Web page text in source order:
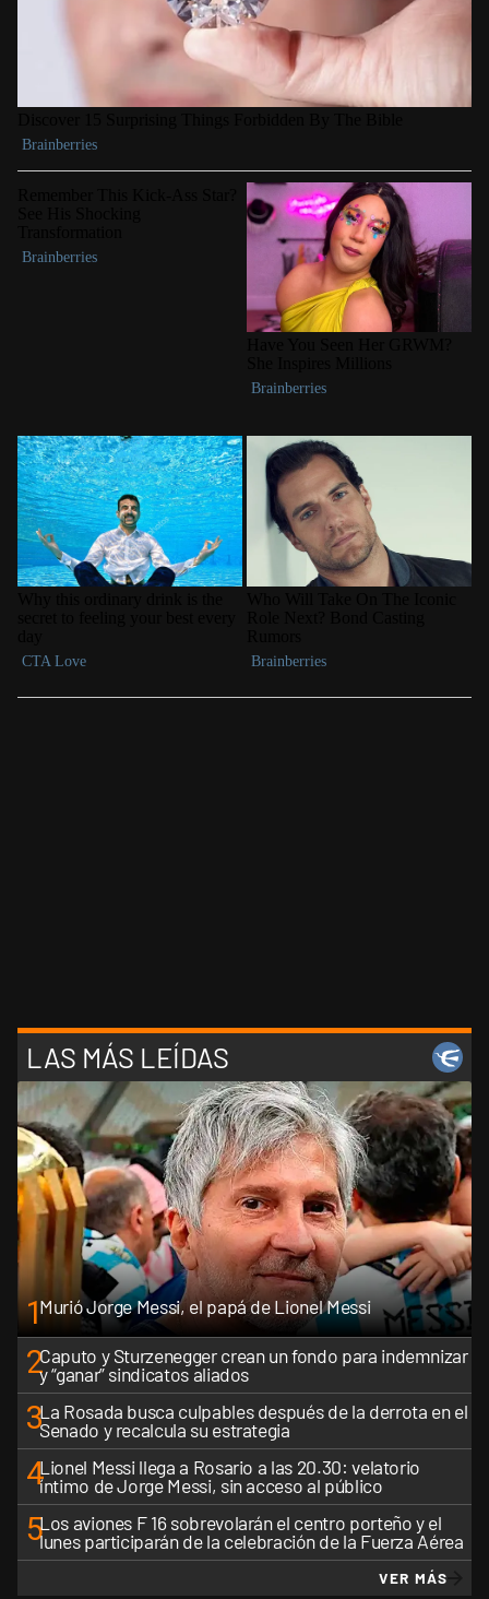
LAS MÁS LEÍDAS
1Murió Jorge Messi, el papá de Lionel Messi
2Caputo y Sturzenegger crean un fondo para indemnizar
y “ganar” sindicatos aliados
3La Rosada busca culpables después de la derrota en el
Senado y recalcula su estrategia
4Lionel Messi llega a Rosario a las 20.30: velatorio
íntimo de Jorge Messi, sin acceso al público
5Los aviones F 16 sobrevolarán el centro porteño y el
lunes participarán de la celebración de la Fuerza Aérea
VER MÁS